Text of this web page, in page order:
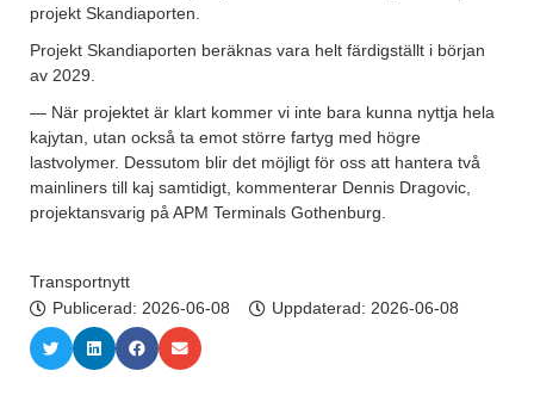
projekt Skandiaporten.
Projekt Skandiaporten beräknas vara helt färdigställt i början
av 2029.
— När projektet är klart kommer vi inte bara kunna nyttja hela
kajytan, utan också ta emot större fartyg med högre
lastvolymer. Dessutom blir det möjligt för oss att hantera två
mainliners till kaj samtidigt, kommenterar Dennis Dragovic,
projektansvarig på APM Terminals Gothenburg.
Transportnytt
Publicerad: 2026-06-08 Uppdaterad: 2026-06-08